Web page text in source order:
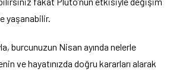
yaşanabilir.
burcunuzun Nisan ayında nelerle
ve hayatınızda doğru kararları alarak